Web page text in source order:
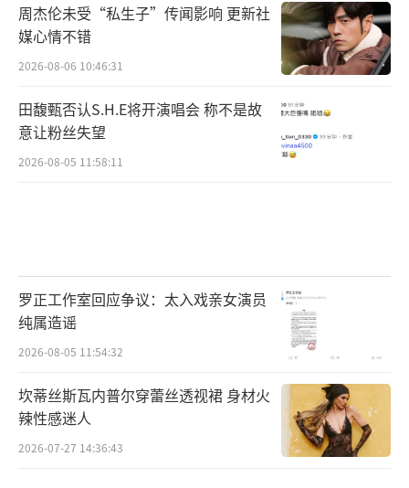
周杰伦未受“私生子”传闻影响 更新社
媒心情不错
2026-08-06 10:46:31
田馥甄否认S.H.E将开演唱会 称不是故
意让粉丝失望
2026-08-05 11:58:11
罗正工作室回应争议：太入戏亲女演员
纯属造谣
2026-08-05 11:54:32
坎蒂丝斯瓦内普尔穿蕾丝透视裙 身材火
辣性感迷人
2026-07-27 14:36:43